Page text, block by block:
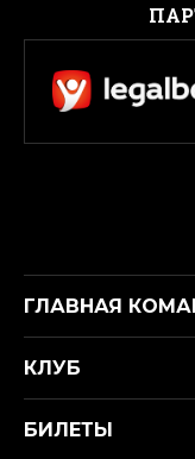
ГЛАВНАЯ
КЛУБ
БИЛЕТЫ